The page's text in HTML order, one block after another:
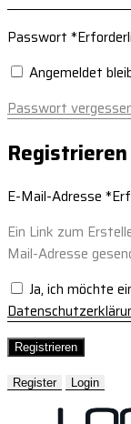
Passwort *
Angemeldet
Passwort
Registrieren
E-Mail-Adresse *
Ein Link zum
Mail-Adresse
Ja, ich möchte
Registrieren
Register Login